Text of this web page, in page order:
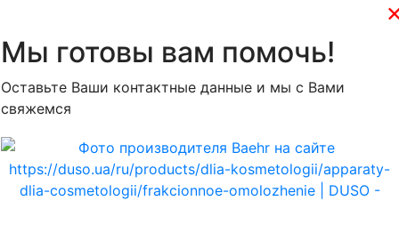
Мы готовы вам помочь!
Оставьте Ваши контактные данные и мы с Вами
свяжемся